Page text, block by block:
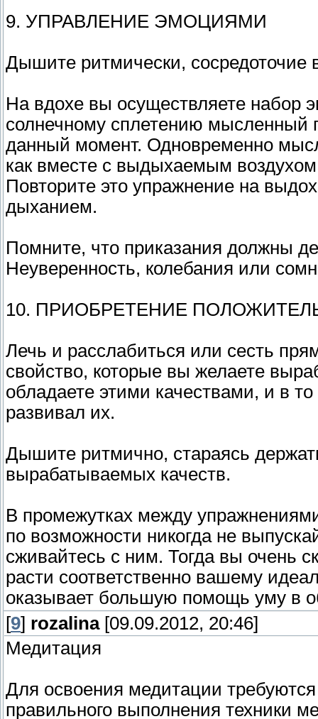
9. УПРАВЛЕНИЕ ЭМОЦИЯМИ
Дышите ритмически, сосредоточие
На вдохе вы осуществляете набор
солнечному сплетению мысленный
данный момент. Одновременно
как вместе с выдыхаемым
Повторите это упражнение на
дыханием.
Помните, что приказания должны
Неуверенность, колебания или
10. ПРИОБРЕТЕНИЕ
Лечь и расслабиться или сесть
свойство, которые вы желаете
обладаете этими качествами, и в
развивал их.
Дышите ритмично, стараясь
вырабатываемых качеств.
В промежутках между
по возможности никогда не
сживайтесь с ним. Тогда вы очень
расти соответственно вашему
оказывает большую помощь уму в
[9] rozalina[09.09.2012, 20:46]
Медитация
Для освоения медитации
правильного выполнения техники